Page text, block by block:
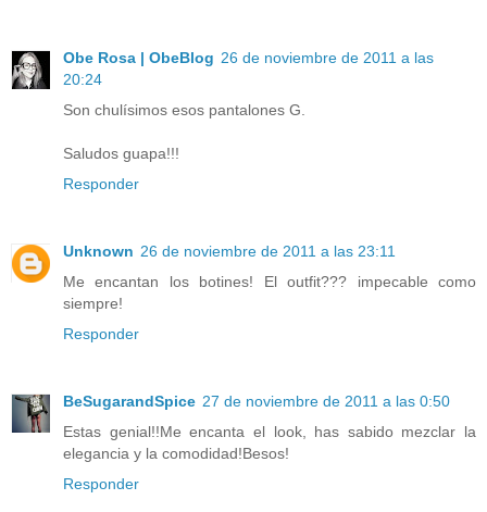
Obe Rosa | ObeBlog 26 de noviembre de 2011 a las
20:24
Son chulísimos esos pantalones G.
Saludos guapa!!!
Responder
Unknown 26 de noviembre de 2011 a las 23:11
Me encantan los botines! El outfit??? impecable como
siempre!
Responder
BeSugarandSpice 27 de noviembre de 2011 a las 0:50
Estas genial!!Me encanta el look, has sabido mezclar la
elegancia y la comodidad!Besos!
Responder